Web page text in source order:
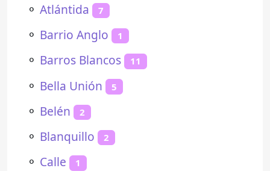
⚬ Atlántida 7
⚬ Barrio Anglo 1
⚬ Barros Blancos 11
⚬ Bella Unión 5
⚬ Belén 2
⚬ Blanquillo 2
⚬ Calle 1